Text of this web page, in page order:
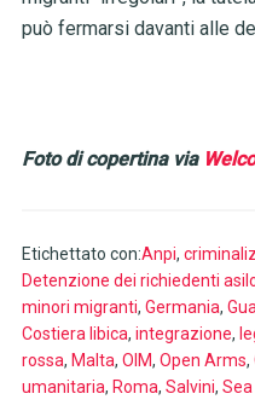
può fermarsi davanti alle
Foto di copertina via
Etichettato con:Anpi,
Detenzione dei richiedenti
minori migranti, Germania,
Costiera libica, integrazione,
rossa, Malta, OIM, Open Arms,
umanitaria, Roma, Salvini,